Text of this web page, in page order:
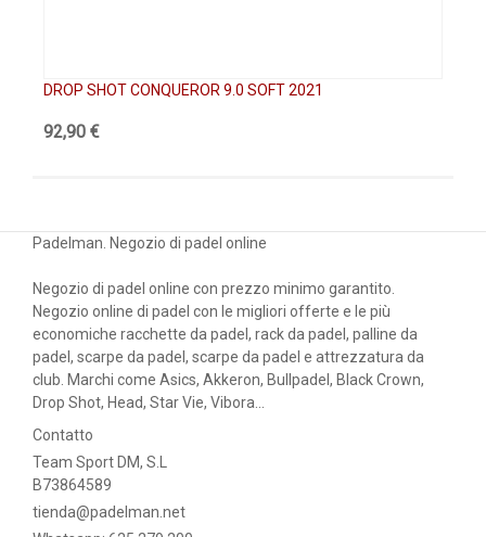
DROP SHOT CONQUEROR 9.0 SOFT 2021
92,90 €
Padelman. Negozio di padel online
Negozio di padel online con prezzo minimo garantito.
Negozio online di padel con le migliori offerte e le più
economiche racchette da padel, rack da padel, palline da
padel, scarpe da padel, scarpe da padel e attrezzatura da
club. Marchi come Asics, Akkeron, Bullpadel, Black Crown,
Drop Shot, Head, Star Vie, Vibora...
Contatto
Team Sport DM, S.L
B73864589
tienda@padelman.net